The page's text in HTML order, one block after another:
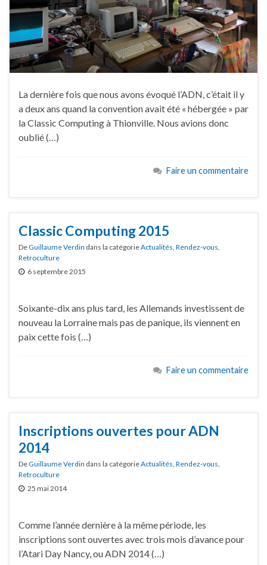
La dernière fois que nous avons évoqué l’ADN, c’était il y
a deux ans quand la convention avait été « hébergée » par
la Classic Computing à Thionville. Nous avions donc
oublié (…)
Faire un commentaire
Classic Computing 2015
DeGuillaume Verdin dans la catégorieActualités, Rendez-vous,
Retroculture
6 septembre 2015
Soixante-dix ans plus tard, les Allemands investissent de
nouveau la Lorraine mais pas de panique, ils viennent en
paix cette fois (…)
Faire un commentaire
Inscriptions ouvertes pour ADN
2014
DeGuillaume Verdin dans la catégorieActualités Rendez-vous
Retroculture
25 mai 2014
Comme l’année dernière à la même période, les
inscriptions sont ouvertes avec trois mois d’avance pour
l’Atari Day Nancy, ou ADN 2014 (…)